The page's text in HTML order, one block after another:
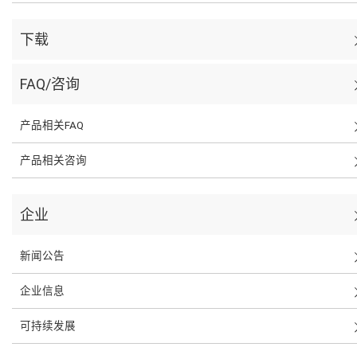
下载
FAQ/咨询
产品相关FAQ
产品相关咨询
企业
新闻公告
企业信息
可持续发展